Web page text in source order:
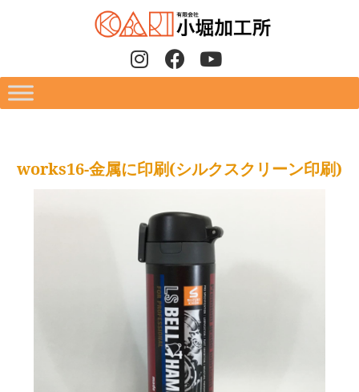
works16-金属に印刷(シルクスクリーン印刷)